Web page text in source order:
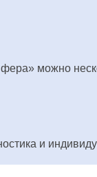
можно
и